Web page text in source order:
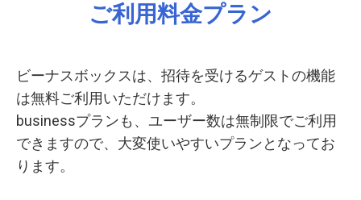
ご利用料金プラン
ビーナスボックスは、招待を受けるゲストの機能
は無料ご利用いただけます。
businessプランも、ユーザー数は無制限でご利用
できますので、大変使いやすいプランとなってお
ります。